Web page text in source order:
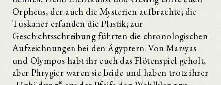
Orpheus, der auch die Mysterien aufbrachte; die
Tuskaner erfanden die Plastik; zur
Geschichtsschreibung führten die chronologischen
Aufzeichnungen bei den Ägyptern. Von Marsyas
und Olympos habt ihr euch das Flötenspiel geholt,
aber Phrygier waren sie beide und haben trotz ihrer